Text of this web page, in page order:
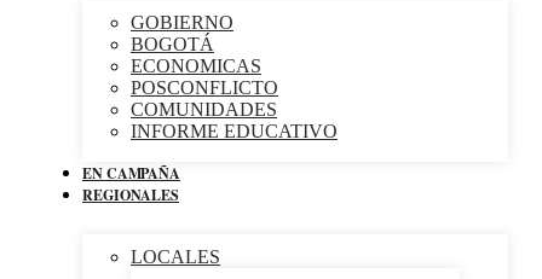
GOBIERNO
BOGOTÁ
ECONOMICAS
POSCONFLICTO
COMUNIDADES
INFORME EDUCATIVO
EN CAMPAÑA
REGIONALES
LOCALES